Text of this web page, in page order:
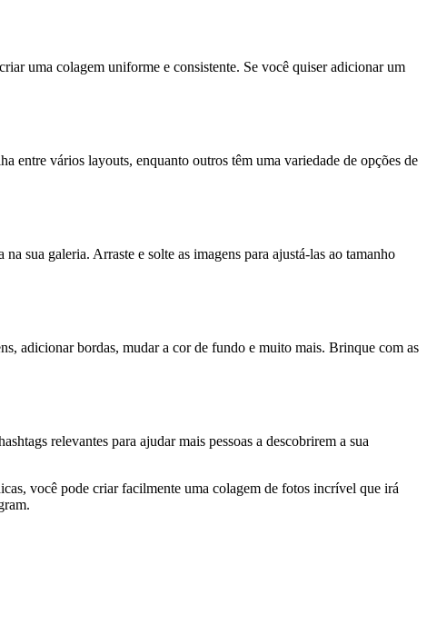
uma colagem uniforme e consistente. Se você quiser adicionar um
entre vários layouts, enquanto outros têm uma variedade de opções de
sua galeria. Arraste e solte as imagens para ajustá-las ao tamanho
adicionar bordas, mudar a cor de fundo e muito mais. Brinque com as
relevantes para ajudar mais pessoas a descobrirem a sua
você pode criar facilmente uma colagem de fotos incrível que irá